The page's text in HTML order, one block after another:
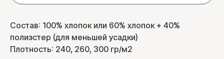
Состав: 100% хлопок или 60% хлопок + 40%
полиэстер (для меньшей усадки)
Плотность: 240, 260, 300 гр/м2